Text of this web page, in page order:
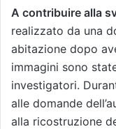
A contribuire alla
realizzato da una
abitazione dopo
immagini sono
investigatori.
alle domande
alla ricostruzione